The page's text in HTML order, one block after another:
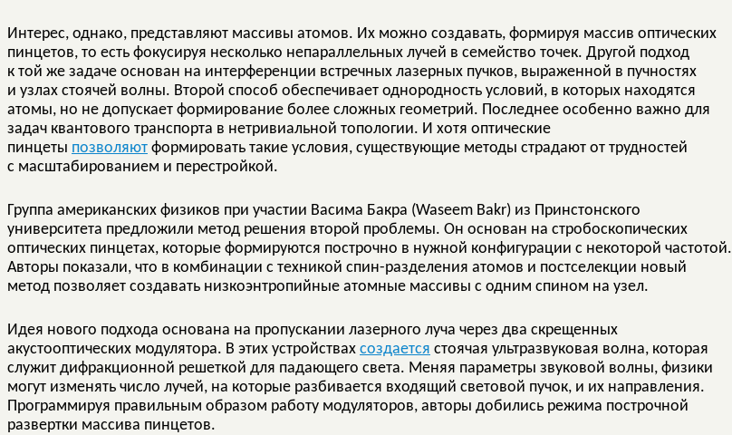
Интерес, однако, представляют массивы атомов. Их можно создавать, формируя массив оптических
пинцетов, то есть фокусируя несколько непараллельных лучей в семейство точек. Другой подход
к той же задаче основан на интерференции встречных лазерных пучков, выраженной в пучностях
и узлах стоячей волны. Второй способ обеспечивает однородность условий, в которых находятся
атомы, но не допускает формирование более сложных геометрий. Последнее особенно важно для
задач квантового транспорта в нетривиальной топологии. И хотя оптические
пинцеты позволяют формировать такие условия, существующие методы страдают от трудностей
с масштабированием и перестройкой.
Группа американских физиков при участии Васима Бакра (Waseem Bakr) из Принстонского
университета предложили метод решения второй проблемы. Он основан на стробоскопических
оптических пинцетах, которые формируются построчно в нужной конфигурации с некоторой частотой.
Авторы показали, что в комбинации с техникой спин-разделения атомов и постселекции новый
метод позволяет создавать низкоэнтропийные атомные массивы с одним спином на узел.
Идея нового подхода основана на пропускании лазерного луча через два скрещенных
акустооптических модулятора. В этих устройствах создается стоячая ультразвуковая волна, которая
служит дифракционной решеткой для падающего света. Меняя параметры звуковой волны, физики
могут изменять число лучей, на которые разбивается входящий световой пучок, и их направления.
Программируя правильным образом работу модуляторов, авторы добились режима построчной
развертки массива пинцетов.